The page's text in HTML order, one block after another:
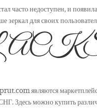
часто недоступен, и
зеркал для своих
являются
Здесь можно купить